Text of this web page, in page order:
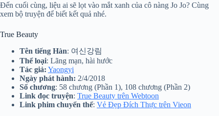
Đến cuối cùng, liệu ai sẽ lọt vào mắt xanh của cô nàng Jo Jo? Cùng
xem bộ truyện để biết kết quả nhé.
True Beauty
Tên tiếng Hàn: 여신강림
Thể loại: Lãng mạn, hài hước
Tác giả: Yaongyi
Ngày phát hành: 2/4/2018
Số chương: 58 chương (Phần 1), 108 chương (Phần 2)
Link đọc truyện: True Beauty trên Webtoon
Link phim chuyển thể: Vẻ Đẹp Đích Thực trên Vieon